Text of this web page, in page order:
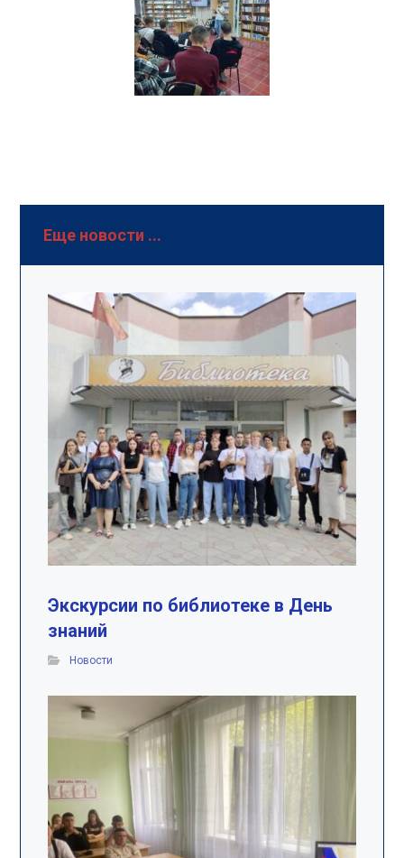
Еще новости ...
Экскурсии по библиотеке в День
знаний
Новости